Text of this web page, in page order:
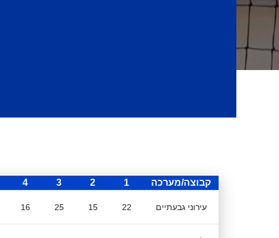
קבוצה/מערכה 1
2
3
4
עירוני גבעתיים 22
15
25
16